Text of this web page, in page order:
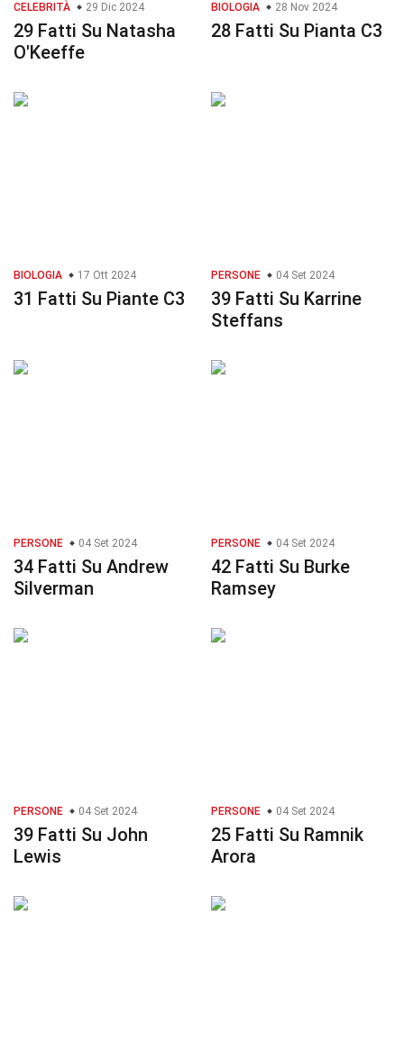
CELEBRITÀ 29 Dic 2024
29 Fatti Su Natasha
O'Keeffe
BIOLOGIA 28 Nov 2024
28 Fatti Su Pianta C3
BIOLOGIA 17 Ott 2024
31 Fatti Su Piante C3
PERSONE 04 Set 2024
39 Fatti Su Karrine
Steffans
PERSONE 04 Set 2024
34 Fatti Su Andrew
Silverman
PERSONE 04 Set 2024
42 Fatti Su Burke
Ramsey
PERSONE 04 Set 2024
39 Fatti Su John
Lewis
PERSONE 04 Set 2024
25 Fatti Su Ramnik
Arora